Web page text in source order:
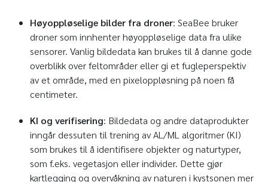
Høyoppløselige bilder fra droner: SeaBee bruker
droner som innhenter høyoppløselige data fra ulike
sensorer. Vanlig bildedata kan brukes til å danne gode
overblikk over feltområder eller gi et fugleperspektiv
av et område, med en pixeloppløsning på noen få
centimeter.
KI og verifisering: Bildedata og andre dataprodukter
inngår dessuten til trening av AL/ML algoritmer (KI)
som brukes til å identifisere objekter og naturtyper,
som f.eks. vegetasjon eller individer. Dette gjør
kartlegging og overvåkning av naturen i kystsonen mer